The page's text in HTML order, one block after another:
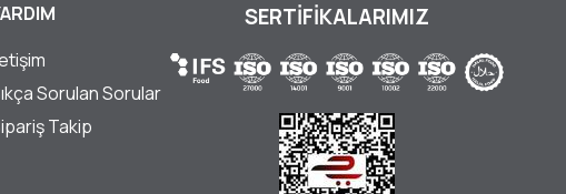
Sorulan Sorular
Takip
SERTİFİKALARIMIZ